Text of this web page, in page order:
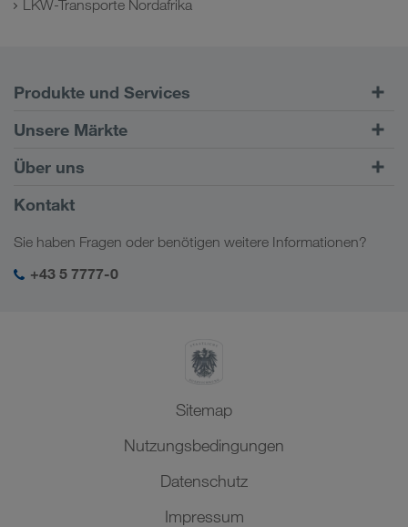
LKW-Transporte Nordafrika
Produkte und Services
Straßentransporte
Kundenportal CONNECT
Digitale Lösungen
Branchenlösungen
Unsere Märkte
Europa
Kaukasus
Zentralasien
Naher Osten
Über uns
Firmeninformation
Soziale Verantwortung
SHEQ-Management
Kontakt
Sie haben Fragen oder benötigen weitere Informationen?
+43 5 7777-0
Sitemap
Nutzungsbedingungen
Datenschutz
Impressum